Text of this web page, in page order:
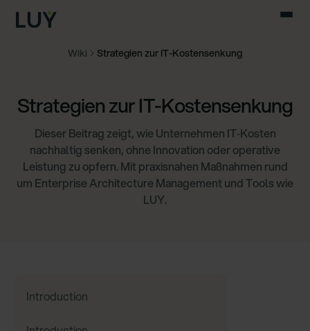
Wiki Strategien zur IT-Kostensenkung
Strategien zur IT-Kostensenkung
Dieser Beitrag zeigt, wie Unternehmen IT‑Kosten
nachhaltig senken, ohne Innovation oder operative
Leistung zu opfern. Mit praxisnahen Maßnahmen rund
um Enterprise Architecture Management und Tools wie
LUY.
Introduction